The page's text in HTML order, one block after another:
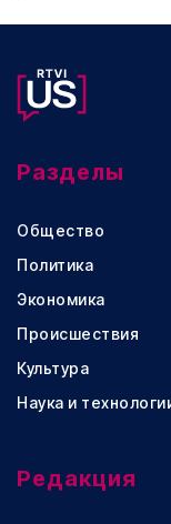
Разделы
Общество
Политика
Экономика
Происшествия
Культура
Наука и
Редакция